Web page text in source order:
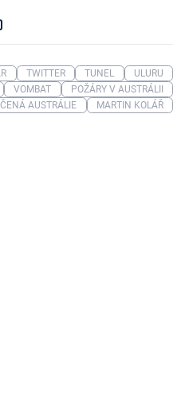
TWITTER TUNEL
ULURU
VOMBAT
POŽÁRY V AUSTRÁLII
AUSTRÁLIE
MARTIN KOLÁŘ